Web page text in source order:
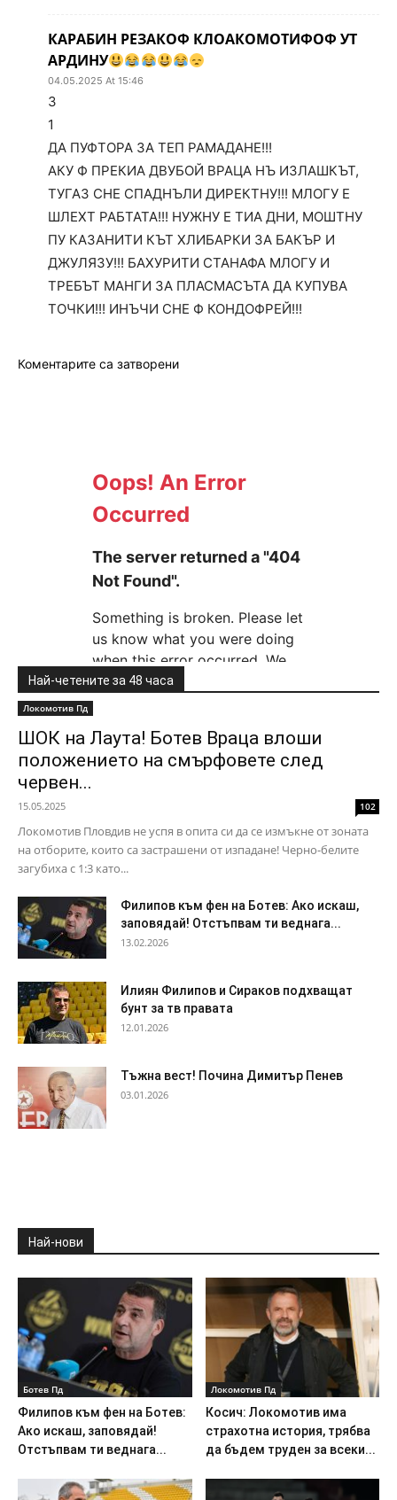
КАРАБИН РЕЗАКОФ КЛОАКОМОТИФОФ УТ
АРДИНУ
04.05.2025 At 15:46
3
1
ДА ПУФТОРА ЗА ТЕП РАМАДАНЕ!!!
АКУ Ф ПРЕКИА ДВУБОЙ ВРАЦА НЪ ИЗЛАШКЪТ,
ТУГАЗ СНЕ СПАДНЪЛИ ДИРЕКТНУ!!! МЛОГУ Е
ШЛЕХТ РАБТАТА!!! НУЖНУ Е ТИА ДНИ, МОШТНУ
ПУ КАЗАНИТИ КЪТ ХЛИБАРКИ ЗА БАКЪР И
ДЖУЛЯЗУ!!! БАХУРИТИ СТАНАФА МЛОГУ И
ТРЕБЪТ МАНГИ ЗА ПЛАСМАСЪТА ДА КУПУВА
ТОЧКИ!!! ИНЪЧИ СНЕ Ф КОНДОФРЕЙ!!!
Коментарите са затворени
Най-четените за 48 часа
Локомотив Пд
ШОК на Лаута! Ботев Враца влоши
положението на смърфовете след
червен...
15.05.2025 102
Локомотив Пловдив не успя в опита си да се измъкне от зоната
на отборите, които са застрашени от изпадане! Черно-белите
загубиха с 1:3 като...
Филипов към фен на Ботев: Ако искаш,
заповядай! Отстъпвам ти веднага...
13.02.2026
Илиян Филипов и Сираков подхващат
бунт за тв правата
12.01.2026
Тъжна вест! Почина Димитър Пенев
03.01.2026
Най-нови
Ботев Пд
Филипов към фен на Ботев:
Ако искаш, заповядай!
Отстъпвам ти веднага...
Локомотив Пд
Косич: Локомотив има
страхотна история, трябва
да бъдем труден за всеки...